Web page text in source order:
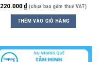
220.000₫ (chưa bao gồm thuế VAT)
THÊM VÀO GIỎ HÀNG